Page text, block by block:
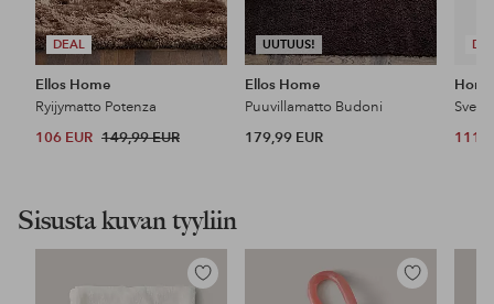
DEAL
Ellos Home
Ryijymatto Potenza
106 EUR 149,99 EUR
UUTUUS!
Ellos Home
Puuvillamatto Budoni
179,99 EUR
111
Sisusta kuvan tyyliin
Lisää
Lisää